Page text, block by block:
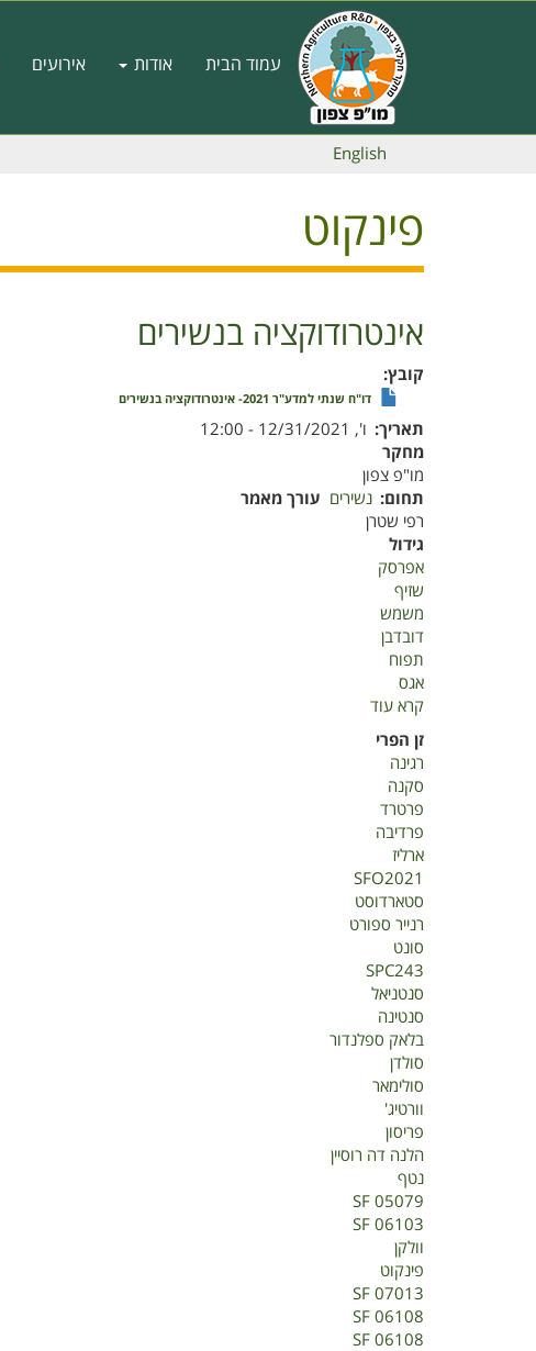
Main
navigation
עמוד הבית אודות אירועים
English
פינקוט
אינטרודוקציה בנשירים
קובץ
דו"ח שנתי למדע"ר 2021- אינטרודוקציה בנשירים
תאריך ו', 12/31/2021 - 12:00
מחקר
מו"פ צפון
תחום נשירים עורך מאמר
רפי שטרן
גידול
אפרסק
שזיף
משמש
דובדבן
תפוח
אגס
קרא עוד
זן הפרי
רגינה
סקנה
פרטרד
פרדיבה
ארליז
SFO2021
סטארדוסט
רנייר ספורט
סונט
SPC243
סנטניאל
סנטינה
בלאק ספלנדור
סולדן
סולימאר
וורטיג'
פריסון
הלנה דה רוסיין
נטף
SF 05079
SF 06103
וולקן
פינקוט
SF 07013
SF 06108
SF 06108